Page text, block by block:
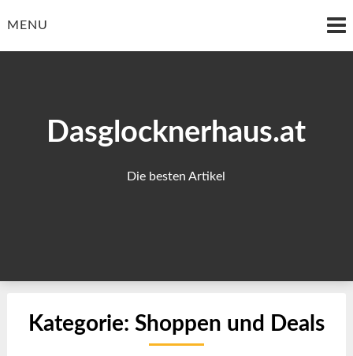
toMENU
Dasglocknerhaus.at
Die besten Artikel
Kategorie: Shoppen und Deals